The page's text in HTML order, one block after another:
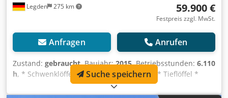
Legden 275 km 59.900 €
Festpreis zzgl. MwSt.
Anfragen Anrufen
Zustand: gebraucht, Baujahr:2015, Betriebsstunden: 6.110
h, * Schwenklöffel Csdpfezpg A Ijx Ab Ssrf * Tieflöffel *
Lehnhoff MS10 * Planierschild * Rückfahrkamera *
Gewicht: 19.250 kg -----Interne Fahrzeugnummer: 12319
Suche speichern